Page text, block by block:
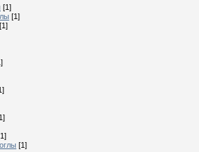
[1]
[1]
[1]
[1]